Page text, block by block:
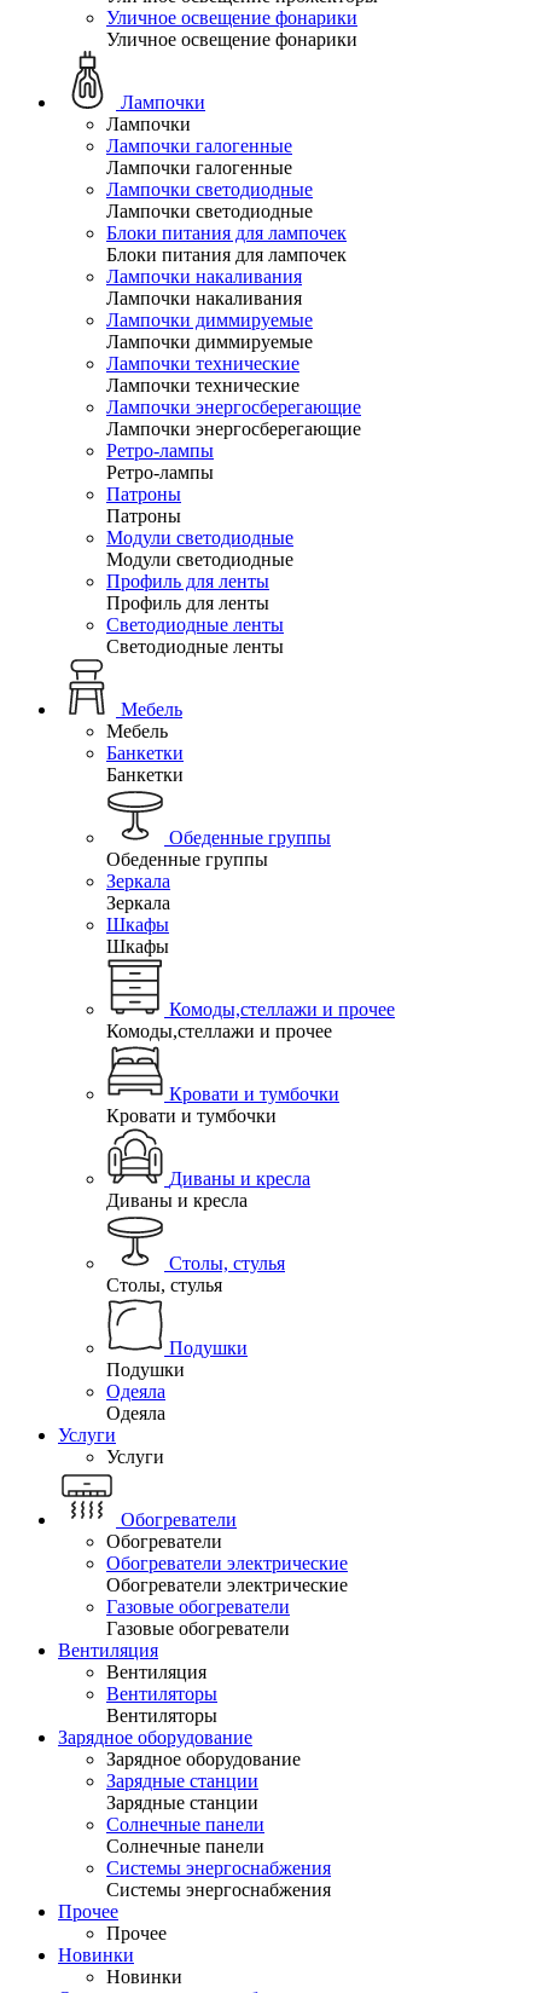
Уличное освещение фонарики
Уличное освещение фонарики
Лампочки
Лампочки
Лампочки галогенные
Лампочки галогенные
Лампочки светодиодные
Лампочки светодиодные
Блоки питания для лампочек
Блоки питания для лампочек
Лампочки накаливания
Лампочки накаливания
Лампочки диммируемые
Лампочки диммируемые
Лампочки технические
Лампочки технические
Лампочки энергосберегающие
Лампочки энергосберегающие
Ретро-лампы
Ретро-лампы
Патроны
Патроны
Модули светодиодные
Модули светодиодные
Профиль для ленты
Профиль для ленты
Светодиодные ленты
Светодиодные ленты
Мебель
Мебель
Банкетки
Банкетки
Обеденные группы
Обеденные группы
Зеркала
Зеркала
Шкафы
Шкафы
Комоды,стеллажи и прочее
Комоды,стеллажи и прочее
Кровати и тумбочки
Кровати и тумбочки
Диваны и кресла
Диваны и кресла
Столы, стулья
Столы, стулья
Подушки
Подушки
Одеяла
Одеяла
Услуги
Услуги
Обогреватели
Обогреватели
Обогреватели электрические
Обогреватели электрические
Газовые обогреватели
Газовые обогреватели
Вентиляция
Вентиляция
Вентиляторы
Вентиляторы
Зарядное оборудование
Зарядное оборудование
Зарядные станции
Зарядные станции
Солнечные панели
Солнечные панели
Системы энергоснабжения
Системы энергоснабжения
Прочее
Прочее
Новинки
Новинки